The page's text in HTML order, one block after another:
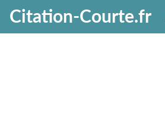
Citation-Courte.fr